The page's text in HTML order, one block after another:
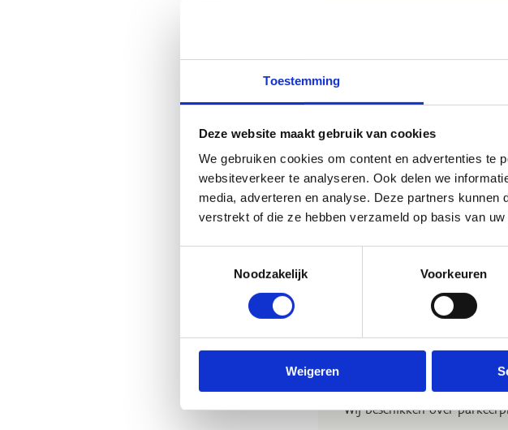
Toestemming
Deze website maakt gebruik van cookies
We gebruiken cookies om content en advertenties te
websiteverkeer te analyseren. Ook delen we
media, adverteren en analyse. Deze partners
verstrekt of die ze hebben verzameld op basis van
Noodzakelijk
Voorkeuren
Weigeren
Kom je met de trein, dan
Blankenberge. Van daaruit
ons sportcentrum.
Neem je de bus, dan kan je
Blankenberge Station of
de twee dichtstbijzijnde
Met de wagen
Sport Vlaanderen
station van Blankenberge.
Zeebrugge. Na 300m, aan
verder rijd je het
Wij beschikken over